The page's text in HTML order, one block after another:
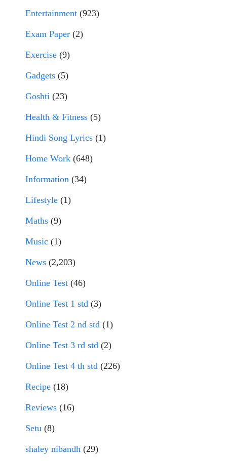
Entertainment (923)
Exam Paper (2)
Exercise (9)
Gadgets (5)
Goshti (23)
Health & Fitness (5)
Hindi Song Lyrics (1)
Home Work (648)
Information (34)
Lifestyle (1)
Maths (9)
Music (1)
News (2,203)
Online Test (46)
Online Test 1 std (3)
Online Test 2 nd std (1)
Online Test 3 rd std (2)
Online Test 4 th std (226)
Recipe (18)
Reviews (16)
Setu (8)
shaley nibandh (29)